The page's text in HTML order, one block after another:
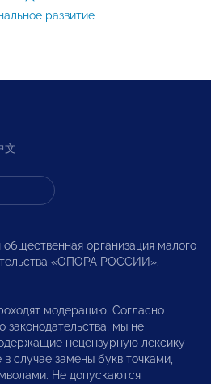
развитие
文
организация малого
«ОПОРА РОССИИ».
модерацию. Согласно
законодательства, мы не
нецензурную лексику
случае замены букв точками,
Не допускаются